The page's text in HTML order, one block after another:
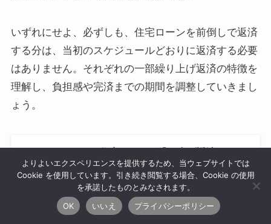
いずれにせよ、必ずしも、住宅ローンを前倒しで返済
する分は、当初のスケジュールどおりに返済する必要
はありません。それぞれの一部繰り上げ返済の特徴を
理解し、負担感や完済までの期間を調整していきまし
ょう。
あわせて読みたい
住宅ローンの繰り上げ返済はお
得？メリット・デメリットと「損
をしにくい判断ポイント」を丁寧
に解説
よりよいエクスペリエンスを提供するため、当ウェブサイトでは
Cookie を使用しています。引き続き閲覧する場合、Cookie の使用
を承諾したものとみなされます。
OK
いいえ プライバシーポリシー